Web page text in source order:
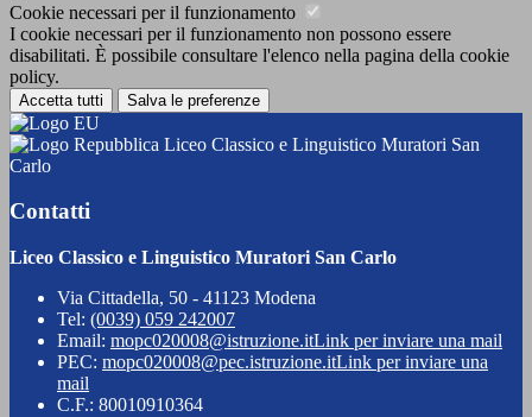
Cookie necessari per il funzionamento
I cookie necessari per il funzionamento non possono essere
disabilitati. È possibile consultare l'elenco nella pagina della cookie
policy.
Accetta tutti Salva le preferenze
Liceo Classico e Linguistico Muratori San
Carlo
Contatti
Liceo Classico e Linguistico Muratori San Carlo
Via Cittadella, 50 - 41123 Modena
Tel: (0039) 059 242007
Email: mopc020008@istruzione.itLink per inviare una mail
PEC: mopc020008@pec.istruzione.itLink per inviare una
mail
C.F.: 80010910364